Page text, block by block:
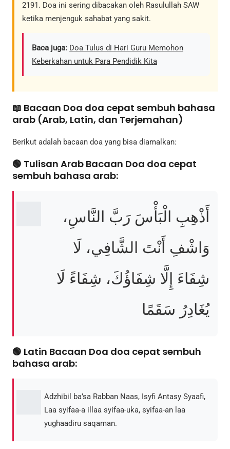
2191. Doa ini sering dibacakan oleh Rasulullah SAW
ketika menjenguk sahabat yang sakit.
Baca juga: Doa Tulus di Hari Guru Memohon
Keberkahan untuk Para Pendidik Kita
📖 Bacaan Doa doa cepat sembuh bahasa
arab (Arab, Latin, dan Terjemahan)
Berikut adalah bacaan doa yang bisa diamalkan:
🟢 Tulisan Arab Bacaan Doa doa cepat
sembuh bahasa arab:
أَذْهِبِ الْبَأْسَ رَبَّ النَّاسِ،
وَاشْفِ أَنْتَ الشَّافِي، لَا
شِفَاءَ إِلَّا شِفَاؤُكَ، شِفَاءً لَا
يُغَادِرُ سَقَمًا
🟢 Latin Bacaan Doa doa cepat sembuh
bahasa arab:
Adzhibil ba’sa Rabban Naas, Isyfi Antasy Syaafi,
Laa syifaa-a illaa syifaa-uka, syifaa-an laa
yughaadiru saqaman.